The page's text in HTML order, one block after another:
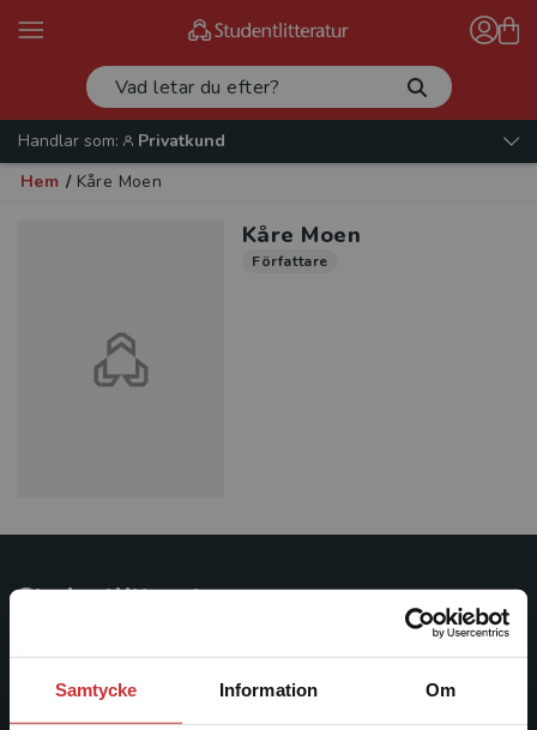
Samtycke Information Om
Handlar som:
Privatkund
Hem / Kåre Moen
Kåre Moen
Författare
Studentlitteratur
ledande utbildningsförlag. Med läromedel, kurslitteratur,
facklitteratur, utbildningar och digitala